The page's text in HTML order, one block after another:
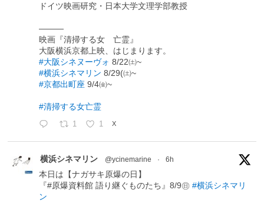
ドイツ映画研究・日本大学文理学部教授
―――
映画『清掃する女 亡霊』
大阪横浜京都上映、はじまります。
#大阪シネヌーヴォ 8/22㈯~
#横浜シネマリン 8/29(㈯~
#京都出町座 9/4㈮~
#清掃する女亡霊
1 1 X
横浜シネマリン @ycinemarine · 6h
本日は【ナガサキ原爆の日】
『#原爆資料館 語り継ぐものたち』8/9㊐#横浜シネマリ
ン